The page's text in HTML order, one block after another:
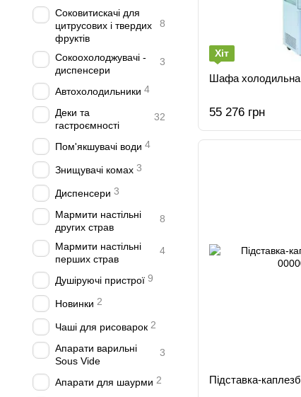
Хіт
Шафа холодильна
55 276 грн
Підставка-
Соковитискачі для
цитрусових і твердих
фруктів
8
Сокоохолоджувачі -
диспенсери
3
Автохолодильники 4
Деки та
гастроємності
32
Пом'якшувачі води 4
Знищувачі комах 3
Диспенсери 3
Мармити настільні
других страв
8
Мармити настільні
перших страв
4
Душіруючі пристрої 9
Новинки 2
Чаші для рисоварок 2
Апарати варильні
Sous Vide
3
Апарати для шаурми 2